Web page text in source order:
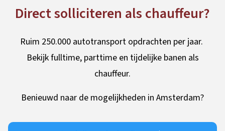
Direct solliciteren als chauffeur?
Ruim 250.000 autotransport opdrachten per jaar.
Bekijk fulltime, parttime en tijdelijke banen als
chauffeur.
Benieuwd naar de mogelijkheden in Amsterdam?